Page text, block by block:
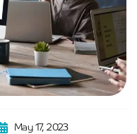
May 17, 2023